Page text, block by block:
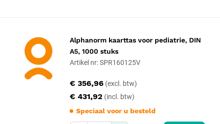
Alphanorm kaarttas voor pediatrie, DIN
A5, 1000 stuks
Artikel nr: SPR160125V
€ 431,92
€ 356,96
Speciaal voor u besteld